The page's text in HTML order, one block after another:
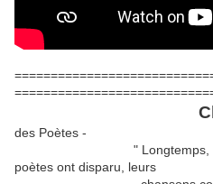
des Poètes -
" Longtemps,
poètes ont disparu, leurs